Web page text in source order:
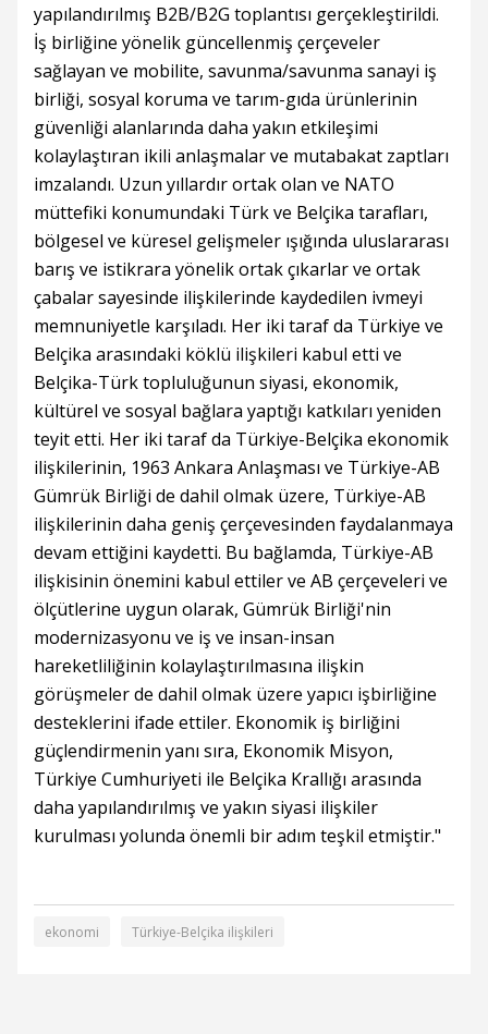
yapılandırılmış B2B/B2G toplantısı gerçekleştirildi.
İş birliğine yönelik güncellenmiş çerçeveler
sağlayan ve mobilite, savunma/savunma sanayi iş
birliği, sosyal koruma ve tarım-gıda ürünlerinin
güvenliği alanlarında daha yakın etkileşimi
kolaylaştıran ikili anlaşmalar ve mutabakat zaptları
imzalandı. Uzun yıllardır ortak olan ve NATO
müttefiki konumundaki Türk ve Belçika tarafları,
bölgesel ve küresel gelişmeler ışığında uluslararası
barış ve istikrara yönelik ortak çıkarlar ve ortak
çabalar sayesinde ilişkilerinde kaydedilen ivmeyi
memnuniyetle karşıladı. Her iki taraf da Türkiye ve
Belçika arasındaki köklü ilişkileri kabul etti ve
Belçika-Türk topluluğunun siyasi, ekonomik,
kültürel ve sosyal bağlara yaptığı katkıları yeniden
teyit etti. Her iki taraf da Türkiye-Belçika ekonomik
ilişkilerinin, 1963 Ankara Anlaşması ve Türkiye-AB
Gümrük Birliği de dahil olmak üzere, Türkiye-AB
ilişkilerinin daha geniş çerçevesinden faydalanmaya
devam ettiğini kaydetti. Bu bağlamda, Türkiye-AB
ilişkisinin önemini kabul ettiler ve AB çerçeveleri ve
ölçütlerine uygun olarak, Gümrük Birliği'nin
modernizasyonu ve iş ve insan-insan
hareketliliğinin kolaylaştırılmasına ilişkin
görüşmeler de dahil olmak üzere yapıcı işbirliğine
desteklerini ifade ettiler. Ekonomik iş birliğini
güçlendirmenin yanı sıra, Ekonomik Misyon,
Türkiye Cumhuriyeti ile Belçika Krallığı arasında
daha yapılandırılmış ve yakın siyasi ilişkiler
kurulması yolunda önemli bir adım teşkil etmiştir."
ekonomi Türkiye-Belçika ilişkileri